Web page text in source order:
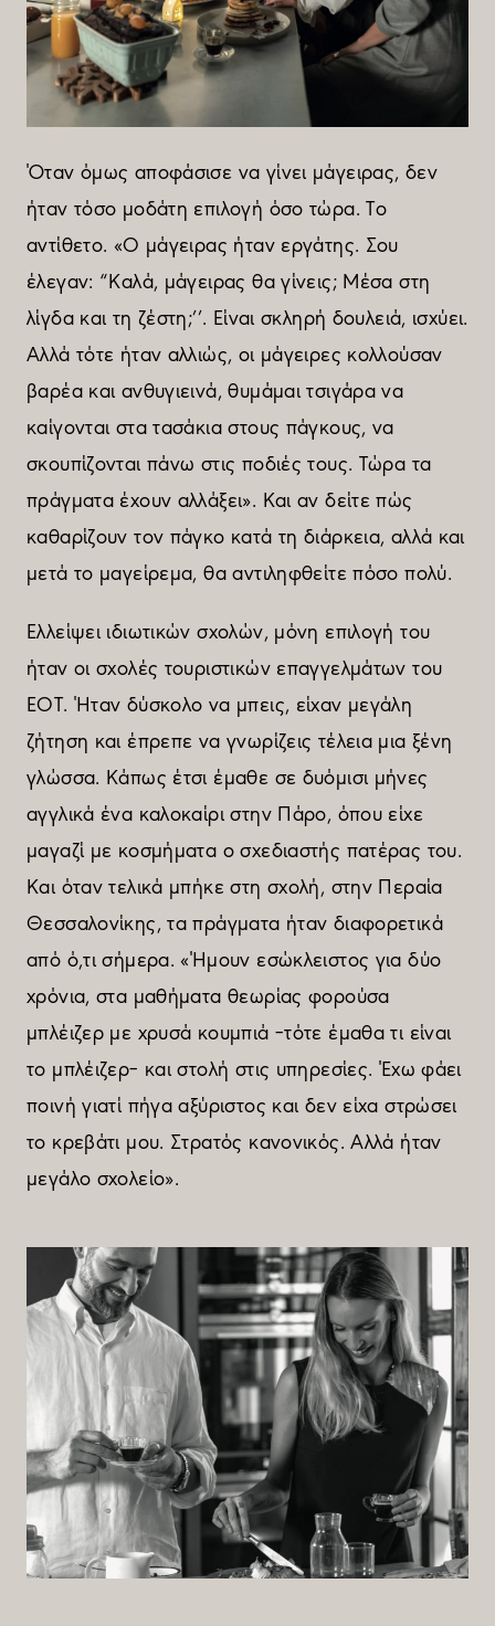
Όταν όµως αποφάσισε να γίνει µάγειρας, δεν
ήταν τόσο µοδάτη επιλογή όσο τώρα. Το
αντίθετο. «Ο µάγειρας ήταν εργάτης. Σου
έλεγαν: “Καλά, µάγειρας θα γίνεις; Μέσα στη
λίγδα και τη ζέστη;’’. Είναι σκληρή δουλειά, ισχύει.
Αλλά τότε ήταν αλλιώς, οι µάγειρες κολλούσαν
βαρέα και ανθυγιεινά, θυµάµαι τσιγάρα να
καίγονται στα τασάκια στους πάγκους, να
σκουπίζονται πάνω στις ποδιές τους. Τώρα τα
πράγµατα έχουν αλλάξει». Και αν δείτε πώς
καθαρίζουν τον πάγκο κατά τη διάρκεια, αλλά και
µετά το µαγείρεµα, θα αντιληφθείτε πόσο πολύ.
Ελλείψει ιδιωτικών σχολών, µόνη επιλογή του
ήταν οι σχολές τουριστικών επαγγελµάτων του
ΕΟΤ. Ήταν δύσκολο να µπεις, είχαν µεγάλη
ζήτηση και έπρεπε να γνωρίζεις τέλεια µια ξένη
γλώσσα. Κάπως έτσι έµαθε σε δυόµισι µήνες
αγγλικά ένα καλοκαίρι στην Πάρο, όπου είχε
µαγαζί µε κοσµήµατα ο σχεδιαστής πατέρας του.
Και όταν τελικά µπήκε στη σχολή, στην Περαία
Θεσσαλονίκης, τα πράγµατα ήταν διαφορετικά
από ό,τι σήµερα. «Ήµουν εσώκλειστος για δύο
χρόνια, στα µαθήµατα θεωρίας φορούσα
µπλέιζερ µε χρυσά κουµπιά –τότε έµαθα τι είναι
το µπλέιζερ– και στολή στις υπηρεσίες. Έχω φάει
ποινή γιατί πήγα αξύριστος και δεν είχα στρώσει
το κρεβάτι µου. Στρατός κανονικός. Αλλά ήταν
µεγάλο σχολείο».